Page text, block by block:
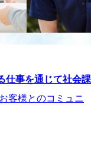
仕事を通じて社会課
客様とのコミュニ